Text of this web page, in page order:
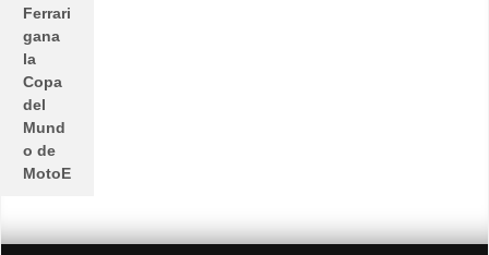
Ferrari
gana
la
Copa
del
Mund
o de
MotoE